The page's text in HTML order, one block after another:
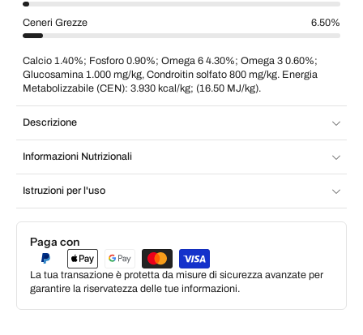
Ceneri Grezze 6.50%
Calcio 1.40%; Fosforo 0.90%; Omega 6 4.30%; Omega 3 0.60%;
Glucosamina 1.000 mg/kg, Condroitin solfato 800 mg/kg. Energia
Metabolizzabile (CEN): 3.930 kcal/kg; (16.50 MJ/kg).
Descrizione
Informazioni Nutrizionali
Istruzioni per l'uso
Paga con
La tua transazione è protetta da misure di sicurezza avanzate per
garantire la riservatezza delle tue informazioni.